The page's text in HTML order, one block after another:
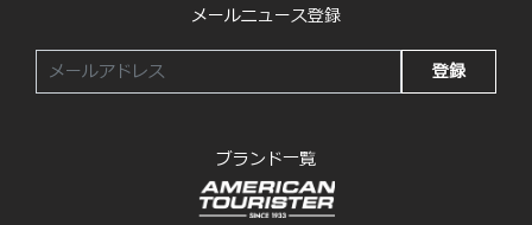
メールニュース登録
登録
ブランド一覧